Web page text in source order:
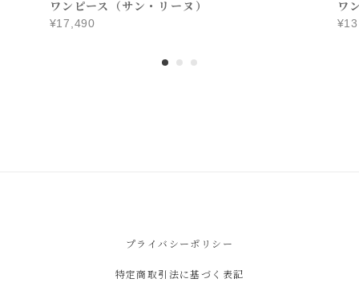
ワンピース（サン・リーヌ）
¥17,490
ワ
プライバシーポリシー
特定商取引法に基づく表記